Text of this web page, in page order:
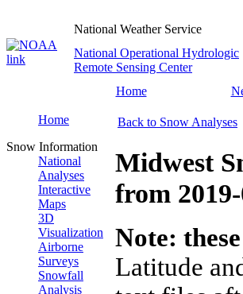
National Weather Service
National Operational Hydrologic
Remote Sensing Center
Home
Home
Snow Information
National
Analyses
Interactive
Maps
3D
Visualization
Airborne
Surveys
Snowfall
Analysis
Back to Snow Analyses
Midwest
from
Note:
Latitude